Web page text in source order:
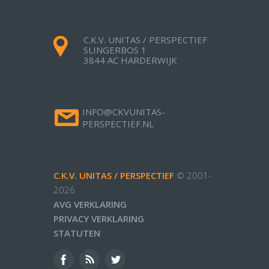
C.K.V. UNITAS / PERSPECTIEF
SLINGERBOS 1
3844 AC HARDERWIJK
INFO@CKVUNITAS-
PERSPECTIEF.NL
C.K.V. UNITAS / PERSPECTIEF © 2001-
2026
AVG VERKLARING
PRIVACY VERKLARING
STATUTEN